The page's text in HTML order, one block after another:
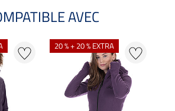
AVEC
20 % + 20 % EXTRA